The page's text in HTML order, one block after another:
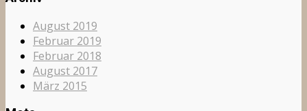
August 2019
Februar 2019
Februar 2018
August 2017
März 2015